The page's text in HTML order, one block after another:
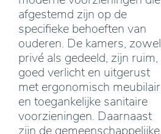
afgestemd zijn op de
specifieke behoeften van
ouderen. De kamers, zowel
privé als gedeeld, zijn ruim,
goed verlicht en uitgerust
met ergonomisch meubilair
en toegankelijke sanitaire
voorzieningen. Daarnaast
zijn de gemeenschappelijke